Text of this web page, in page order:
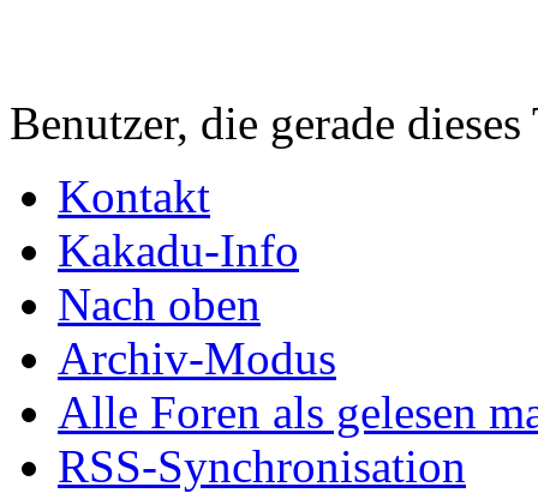
Benutzer, die gerade
Kontakt
Kakadu-Info
Nach oben
Archiv-Modus
Alle Foren als gelesen
RSS-Synchronisation